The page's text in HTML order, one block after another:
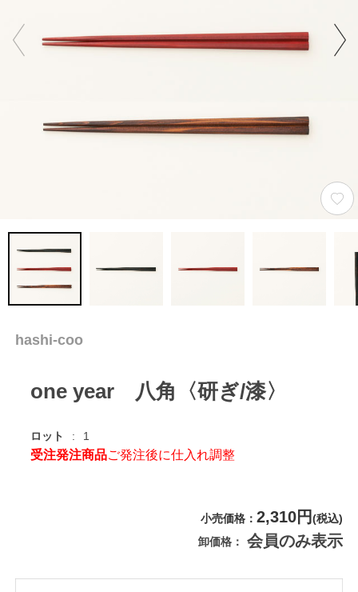
hashi-coo
one year 八角〈研ぎ/漆〉
ロット 1
受注発注商品ご発注後に仕入れ調整
小売価格 2,310円(税込)
卸価格
会員のみ表示